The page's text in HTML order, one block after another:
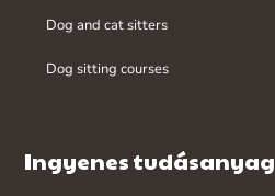
Dog and cat sitters
Dog sitting courses
Ingyenes tudásanyag